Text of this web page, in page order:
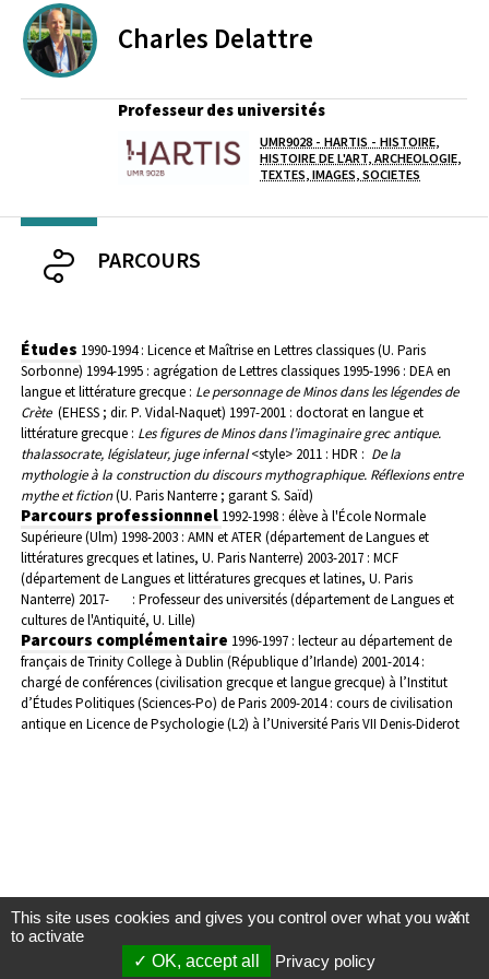
Charles Delattre
Professeur des universités
Laboratoire / équipe
UMR9028 - HARTIS - HISTOIRE,
HISTOIRE DE L'ART, ARCHEOLOGIE,
TEXTES, IMAGES, SOCIETES
PARCOURS
Études 1990-1994 : Licence et Maîtrise en Lettres classiques (U. Paris
Sorbonne) 1994-1995 : agrégation de Lettres classiques 1995-1996 : DEA en
langue et littérature grecque : Le personnage de Minos dans les légendes de
Crète (EHESS ; dir. P. Vidal-Naquet) 1997-2001 : doctorat en langue et
littérature grecque : Les figures de Minos dans l’imaginaire grec antique.
thalassocrate, législateur, juge infernal<style> 2011 : HDR : De la
mythologie à la construction du discours mythographique. Réflexions entre
mythe et fiction(U. Paris Nanterre ; garant S. Saïd)
Parcours professionnnel 1992-1998 : élève à l'École Normale
Supérieure (Ulm) 1998-2003 : AMN et ATER (département de Langues et
littératures grecques et latines, U. Paris Nanterre) 2003-2017 : MCF
(département de Langues et littératures grecques et latines, U. Paris
Nanterre) 2017- : Professeur des universités (département de Langues et
cultures de l'Antiquité, U. Lille)
Parcours complémentaire 1996-1997 : lecteur au département de
français de Trinity College à Dublin (République d’Irlande) 2001-2014 :
chargé de conférences (civilisation grecque et langue grecque) à l’Institut
d’Études Politiques (Sciences-Po) de Paris 2009-2014 : cours de civilisation
antique en Licence de Psychologie (L2) à l’Université Paris VII Denis-Diderot
X
This site uses cookies and gives you control over what you want
to activate
OK, accept all
Privacy policy